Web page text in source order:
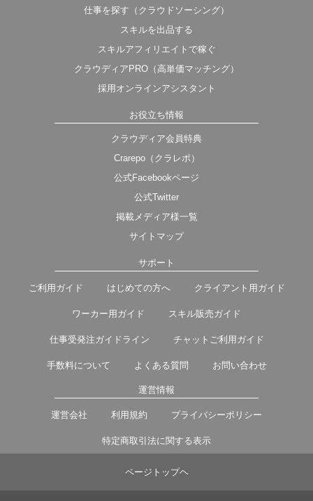
仕事を探す（クラウドソーシング）
スキルを出品する
スキルアフィリエイトで稼ぐ
クラウディアPRO（高単価マッチング）
採用オンラインアシスタント
お役立ち情報
クラウディア会員特典
Crarepo（クラレポ）
公式Facebookページ
公式Twitter
掲載メディア様一覧
サイトマップ
サポート
ご利用ガイド はじめての方へ クライアント用ガイド
ワーカー用ガイド スキル販売ガイド
仕事受発注ガイドライン チャットご利用ガイド
手数料について よくある質問 お問い合わせ
運営情報
運営会社 利用規約 プライバシーポリシー
特定商取引法に関する表示
ページトップヘ